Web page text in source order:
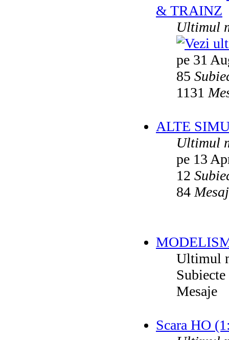
& TRAINZ
Ultimul
pe 31
85
1131
ALTE
Ultimul
pe 13
12
84
Ultimul
Subiecte
Mesaje
Scara HO